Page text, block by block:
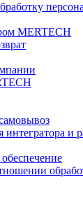
MERTECH
и